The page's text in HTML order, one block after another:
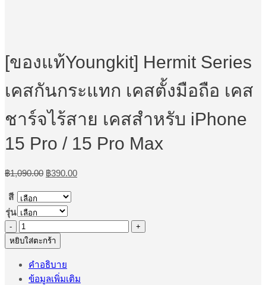
[ของแท้Youngkit] Hermit Series
เคสกันกระแทก เคสตั้งมือถือ เคส
ชาร์จไร้สาย เคสสำหรับ iPhone
15 Pro / 15 Pro Max
฿1,090.00 Original
price
was:
฿1,090.00.
฿390.00Current
price
สี
รุ่น
จำนวน
[ของ
Hermit
Series
หยิบใส่ตะกร้า
คำอธิบาย
ข้อมูลเพิ่มเติม